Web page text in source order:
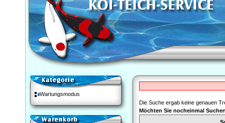
Wartungsmodus
Die Suche ergab keine genauen
Möchten Sie nocheinmal